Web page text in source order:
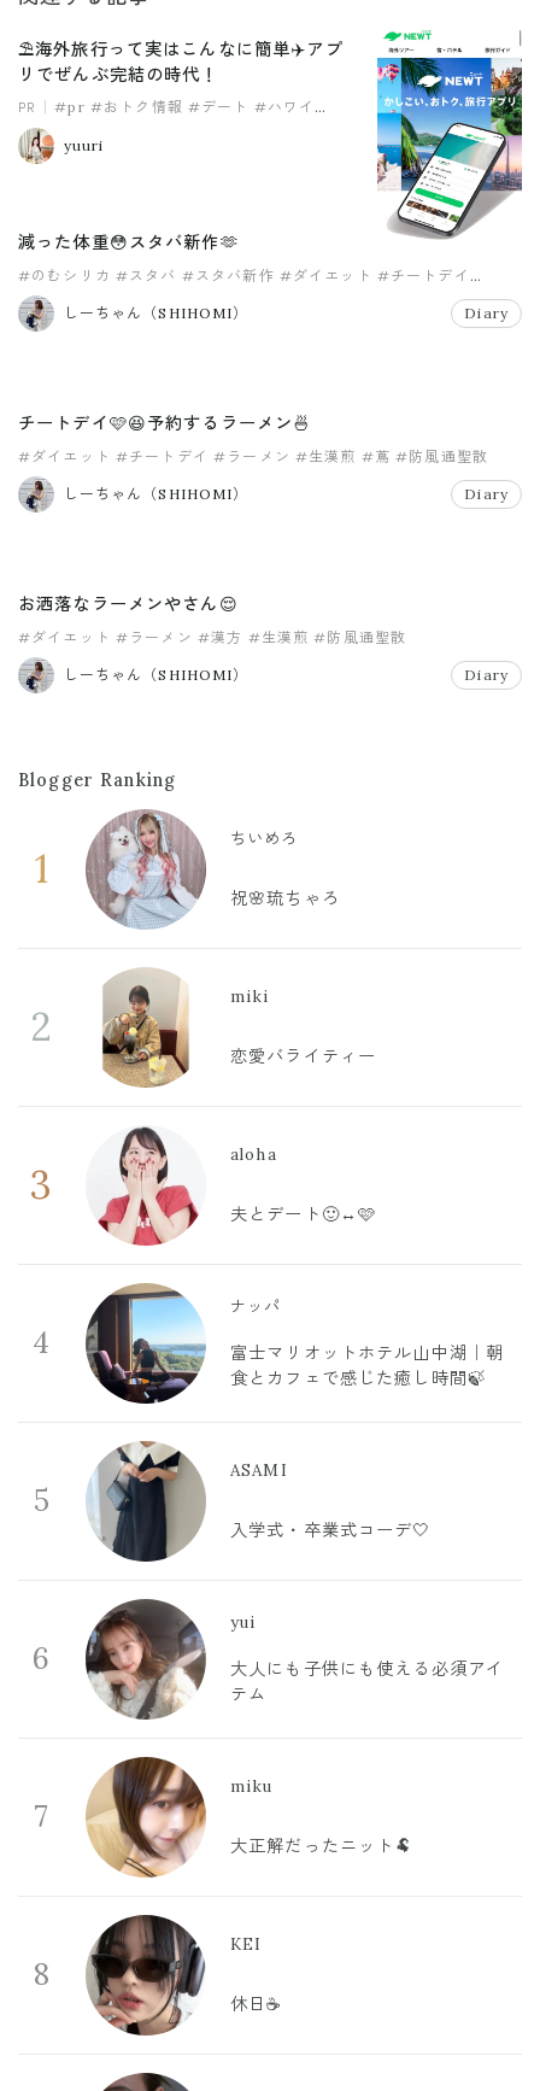
⛱️海外旅行って実はこんなに簡単✈️アプ
リでぜんぶ完結の時代！
PR #pr #おトク情報 #デート #ハワイ
yuuri
減った体重😳スタバ新作🫶
#のむシリカ #スタバ #スタバ新作 #ダイエット #チートデイ
#ラーメン
しーちゃん（SHIHOMI）
Diary
チートデイ🩷😆予約するラーメン🍜
#ダイエット #チートデイ #ラーメン #生漢煎 #蔦 #防風通聖散
しーちゃん（SHIHOMI） Diary
お洒落なラーメンやさん😌
#ダイエット #ラーメン #漢方 #生漢煎 #防風通聖散
しーちゃん（SHIHOMI） Diary
Blogger Ranking
1
ちいめろ
祝🌸琉ちゃろ
2
miki
恋愛バライティー
3
aloha
夫とデート🙂‍↔️🩷
4
ナッパ
富士マリオットホテル山中湖｜朝
食とカフェで感じた癒し時間🍃
5
ASAMI
入学式・卒業式コーデ🤍
6
yui
大人にも子供にも使える必須アイ
テム
7
miku
大正解だったニット🐏
8
KEI
休日☕️